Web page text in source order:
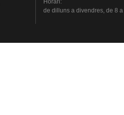
Horari:
de dillunsa divendres, de 8